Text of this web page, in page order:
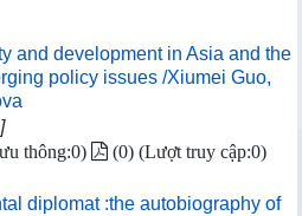
and development in Asia and the
policy issues /Xiumei Guo,
thông:0) (0) (Lượt truy cập:0)
diplomat :the autobiography of